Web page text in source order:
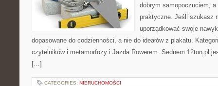
dobrym samopoczuciem,
praktyczne. Jeśli szukasz
uporządkować swoje
dopasowane do codzienności, a nie do ideałów z plakatu.
czytelników i metamorfozy i Jazda Rowerem. Sednem 12ton.pl
[…]
CATEGORIES: NIERUCHOMOŚCI